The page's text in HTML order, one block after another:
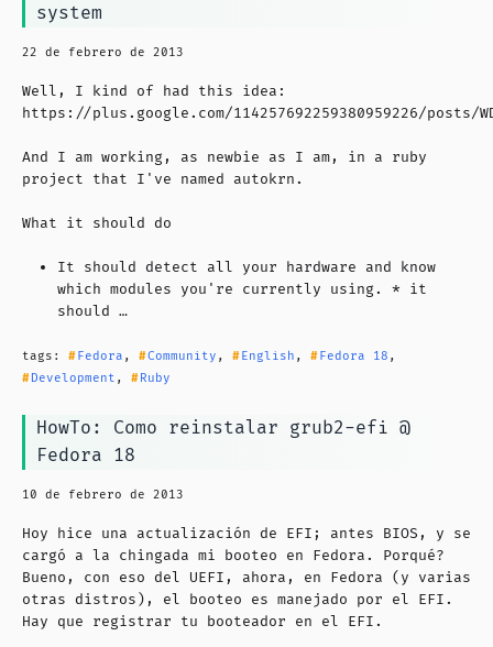
system
22 de febrero de 2013
Well, I kind of had this idea:
https://plus.google.com/114257692259380959226/posts/
And I am working, as newbie as I am, in a ruby
project that I've named autokrn.
What it should do
It should detect all your hardware and know
which modules you're currently using. * it
should …
tags: Fedora , Community , English , Fedora 18 ,
Development , Ruby
HowTo: Como reinstalar grub2-efi @
Fedora 18
10 de febrero de 2013
Hoy hice una actualización de EFI; antes BIOS, y se
cargó a la chingada mi booteo en Fedora. Porqué?
Bueno, con eso del UEFI, ahora, en Fedora (y varias
otras distros), el booteo es manejado por el EFI.
Hay que registrar tu booteador en el EFI.